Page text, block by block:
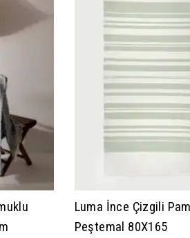
Luma İnce Çizgili
Peştemal 80X165